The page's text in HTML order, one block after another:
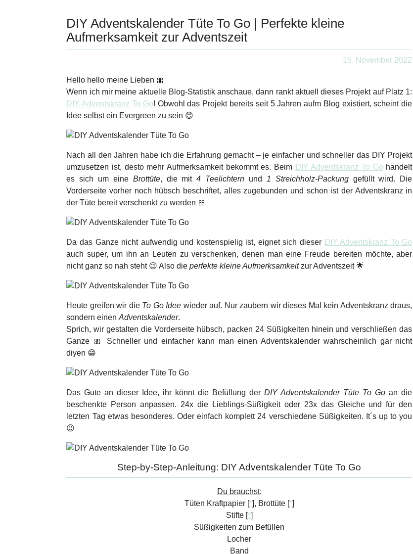
DIY Adventskalender Tüte To Go | Perfekte kleine
Aufmerksamkeit zur Adventszeit
15. November 2022
Hello hello meine Lieben 🎀
Wenn ich mir meine aktuelle Blog-Statistik anschaue, dann rankt aktuell dieses Projekt auf Platz 1:
DIY Adventskranz To Go! Obwohl das Projekt bereits seit 5 Jahren aufm Blog existiert, scheint die
Idee selbst ein Evergreen zu sein 😊
Nach all den Jahren habe ich die Erfahrung gemacht – je einfacher und schneller das DIY Projekt
umzusetzen ist, desto mehr Aufmerksamkeit bekommt es. Beim DIY Adventskranz To Go handelt
es sich um eine Brottüte, die mit4 Teelichtern und 1 Streichholz-Packunggefüllt wird. Die
Vorderseite vorher noch hübsch beschriftet, alles zugebunden und schon ist der Adventskranz in
der Tüte bereit verschenkt zu werden 🎀
Da das Ganze nicht aufwendig und kostenspielig ist, eignet sich dieser DIY Adventskranz To Go
auch super, um ihn an Leuten zu verschenken, denen man eine Freude bereiten möchte, aber
nicht ganz so nah steht 😉 Also dieperfekte kleine Aufmerksamkeitzur Adventszeit 🌟
Heute greifen wir die To Go Idee wieder auf. Nur zaubern wir dieses Mal kein Adventskranz draus,
sondern einenAdventskalender.
Sprich, wir gestalten die Vorderseite hübsch, packen 24 Süßigkeiten hinein und verschließen das
Ganze 🎀 Schneller und einfacher kann man einen Adventskalender wahrscheinlich gar nicht
diyen 😁
Das Gute an dieser Idee, ihr könnt die Befüllung derDIY Adventskalender Tüte To Go an die
beschenkte Person anpassen. 24x die Lieblings-Süßigkeit oder 23x das Gleiche und für den
letzten Tag etwas besonderes. Oder einfach komplett 24 verschiedene Süßigkeiten. It´s up to you
😉
Step-by-Step-Anleitung: DIY Adventskalender Tüte To Go
Du brauchst:
Tüten Kraftpapier [*], Brottüte [*]
Stifte [*]
Süßigkeiten zum Befüllen
Locher
Band